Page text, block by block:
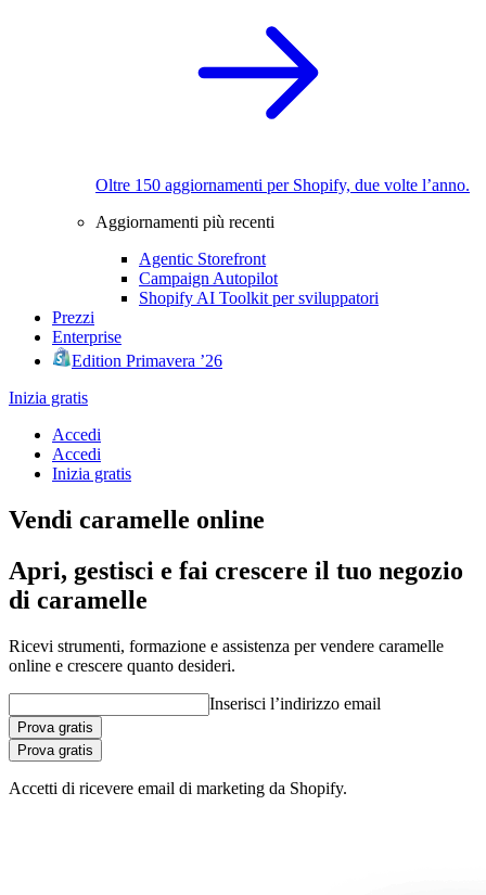
Oltre 150 aggiornamenti per Shopify, due volte l’anno.
Aggiornamenti più recenti
Agentic Storefront
Campaign Autopilot
Shopify AI Toolkit per sviluppatori
Prezzi
Enterprise
Edition Primavera ’26
Inizia gratis
Accedi
Accedi
Inizia gratis
Vendi caramelle online
Apri, gestisci e fai crescere il tuo negozio
di caramelle
Ricevi strumenti, formazione e assistenza per vendere caramelle
online e crescere quanto desideri.
Inserisci l’indirizzo email
Prova gratis
Prova gratis
Accetti di ricevere email di marketing da Shopify.